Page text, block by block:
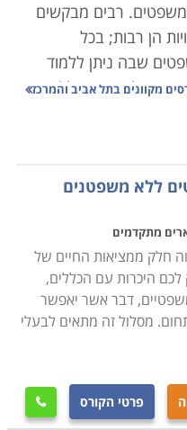
רבים מבקשים
הן רבות; בכל
שבה ניתן ללמוד
פועלות גם מכללות
לסטאז' באחד
הם נבחנים בבחינות
ראשון במשפטים אינו
הלשכה, מה שגורם לכך
הוא יחזור לגשת
ולהפוך לעורך דין
בכתב ומבחינה בעל פה.
כאשר רק מועמד
לבחינה שבעל פה.
וחצי שעות והיא
מקוונים בתל אביב והמרכז
ללא משפטנים
מתקדמים
חלק ממציאות החיים של
לכם היכרות עם הכללים,
דבר אשר יאפשר
מסלול זה מתאים לבעלי
פרטי הקורס 